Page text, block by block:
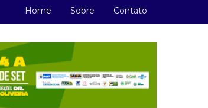
Home Sobre Contato